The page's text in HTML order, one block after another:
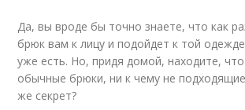
Да, вы вроде бы точно знаете, что как
брюк вам к лицу и подойдет к той
уже есть. Но, придя домой, находите,
обычные брюки, ни к чему не
же секрет?